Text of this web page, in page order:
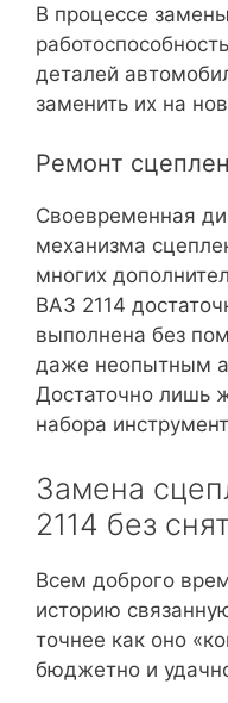
В процессе
деталей
заменить их на
Ремонт
Своевременная
механизма
многих
ВАЗ 2114
выполнена без
даже неопытным
Достаточно лишь
набора
Замена
2114 без
Всем доброго
историю
точнее как оно
бюджетно и